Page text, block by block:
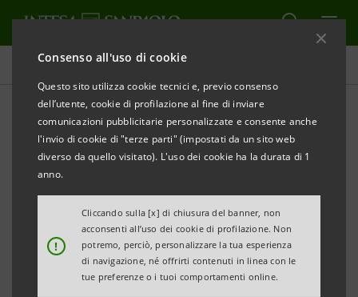
Consenso all'uso di cookie
Questo sito utilizza cookie tecnici e, previo consenso
dell’utente, cookie di profilazione al fine di inviare
comunicazioni pubblicitarie personalizzate e consente anche
l'invio di cookie di "terze parti" (impostati da un sito web
diverso da quello visitato). L'uso dei cookie ha la durata di 1
anno.
!
Cliccando sulla [x] di chiusura del banner, non
acconsenti all’uso dei cookie di profilazione. Non
potremo, perciò, personalizzare la tua esperienza
di navigazione, né offrirti contenuti in linea con le
tue preferenze o i tuoi comportamenti online.
Comunicati stampa
STAMPA AGGIORNA
Milano, 30 maggio 2005
● Crédit Agricole Asset Management deterrà il
65% della società risultante dall’integrazione di
Nextra Investment Management, società di